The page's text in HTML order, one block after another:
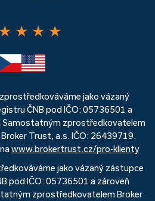
★ ★ ★ ★
jako vázaný
ČNB pod IČO: 05736501 a
Samostatným zprostředkovatelem
Trust, a.s. IČO: 26439719.
www.brokertrust.cz/pro-klienty
jako vázaný zástupce
pod IČO: 05736501 a zároveň
zprostředkovatelem Broker